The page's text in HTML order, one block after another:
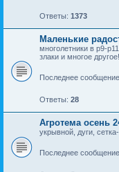
Ответы: 1373
Маленькие
многолетники в р9-
злаки и многое другое!
Последнее сообщение
Ответы: 28
Агротема осень
укрывной, дуги,
Последнее сообщение